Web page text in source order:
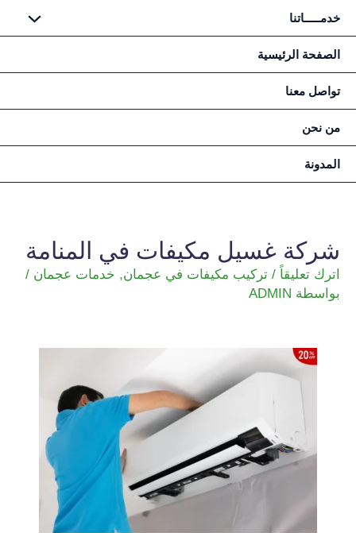
تخطي
إلى
المحتوى
خدمـــــاتنا
الصفحة الرئيسية
تواصل معنا
من نحن
المدونة
شركة غسيل مكيفات في المنامة
اترك تعليقاً / تركيب مكيفات في عجمان, خدمات عجمان /
بواسطة ADMIN